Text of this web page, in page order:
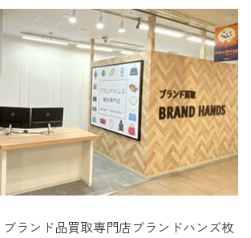
ブランド品買取専門店ブランドハンズ枚